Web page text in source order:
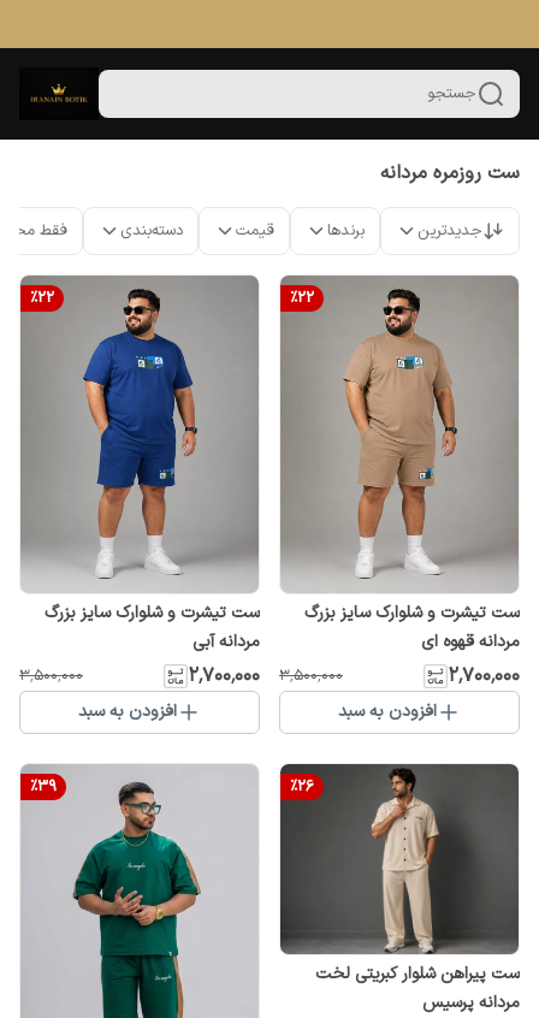
جستجو
ست روزمره مردانه
جدیدترین برندها قیمت دسته‌بندی فقط
%22
ست تیشرت و شلوارک سایز بزرگ
مردانه قهوه ای
۲٬۷۰۰٬۰۰۰ ۳٬۵۰۰٬۰۰۰
افزودن به سبد
%22
ست تیشرت و شلوارک سایز بزرگ
مردانه آبی
۲٬۷۰۰٬۰۰۰ ۳٬۵۰۰٬۰۰۰
افزودن به سبد
%26
ست پیراهن شلوار کبریتی لخت
مردانه پرسیس
%39